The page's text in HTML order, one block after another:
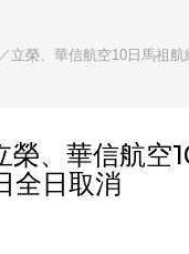
立榮、華信航空10日馬祖
榮、華信航空
全日取消